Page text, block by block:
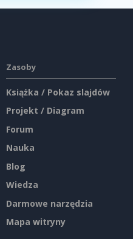
Zasoby
Książka / Pokaz slajdów
Projekt / Diagram
Forum
Nauka
Blog
Wiedza
Darmowe narzędzia
Mapa witryny